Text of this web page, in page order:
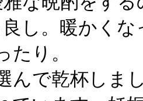
し。暖かく
たり。
んで乾杯しま